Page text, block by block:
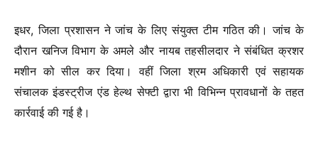
इधर, जिला प्रशासन ने जांच के लिए संयुक्त टीम गठित की। जांच के
दौरान खनिज विभाग के अमले और नायब तहसीलदार ने संबंधित क्रशर
मशीन को सील कर दिया। वहीं जिला श्रम अधिकारी एवं सहायक
संचालक इंडस्ट्रीज एंड हेल्थ सेफ्टी द्वारा भी विभिन्न प्रावधानों के तहत
कार्रवाई की गई है।